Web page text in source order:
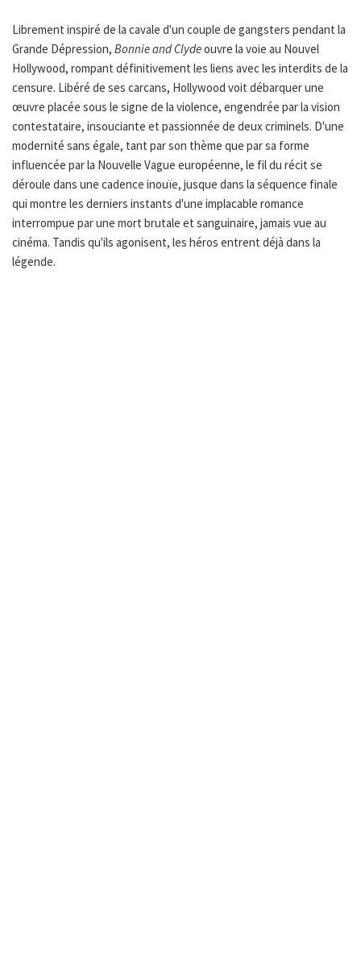
Librement inspiré de la cavale d'un couple de gangsters pendant la
Grande Dépression, Bonnie and Clydeouvre la voie au Nouvel
Hollywood, rompant définitivement les liens avec les interdits de la
censure. Libéré de ses carcans, Hollywood voit débarquer une
œuvre placée sous le signe de la violence, engendrée par la vision
contestataire, insouciante et passionnée de deux criminels. D'une
modernité sans égale, tant par son thème que par sa forme
influencée par la Nouvelle Vague européenne, le fil du récit se
déroule dans une cadence inouïe, jusque dans la séquence finale
qui montre les derniers instants d'une implacable romance
interrompue par une mort brutale et sanguinaire, jamais vue au
cinéma. Tandis qu'ils agonisent, les héros entrent déjà dans la
légende.